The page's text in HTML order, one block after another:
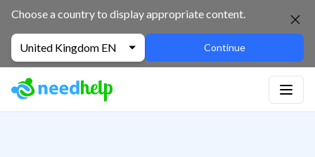
Choose a country to display appropriate content.
United Kingdom EN Continue